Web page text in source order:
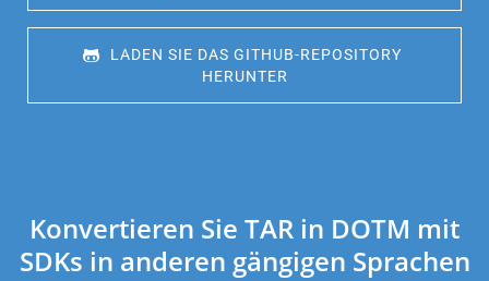
LADEN SIE DAS GITHUB-REPOSITORY
HERUNTER
Konvertieren Sie TAR in DOTM mit
SDKs in anderen gängigen Sprachen